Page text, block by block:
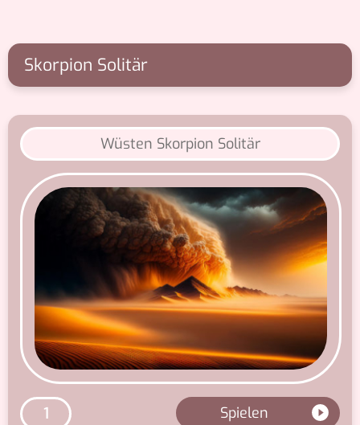
Skorpion Solitär
Wüsten Skorpion Solitär
1 Spielen